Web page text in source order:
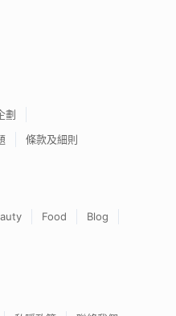
劃
條款及細則
Food
Blog